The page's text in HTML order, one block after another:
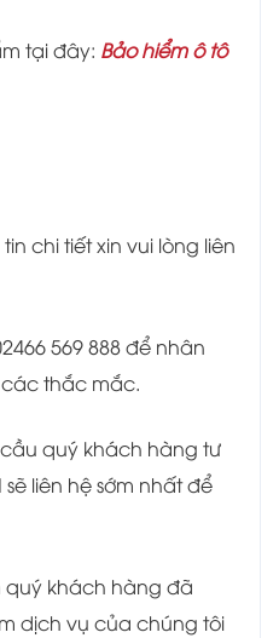
tại đây: Bảo hiểm ô tô
chi tiết xin vui lòng liên
569 888 để nhân
thắc mắc.
quý khách hàng tư
liên hệ sớm nhất để
quý khách hàng đã
dịch vụ của chúng tôi